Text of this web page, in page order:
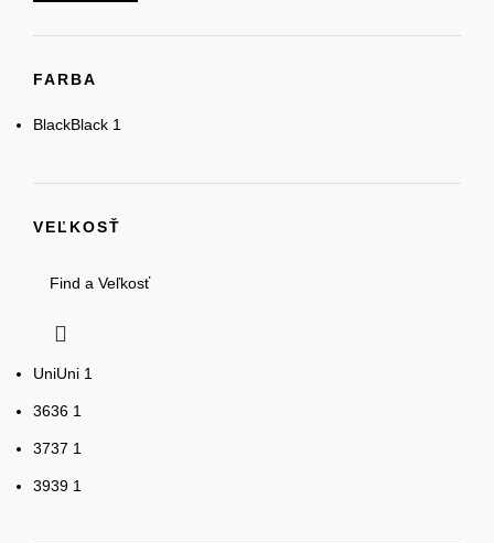
FARBA
BlackBlack 1
VEĽKOSŤ
UniUni 1
3636 1
3737 1
3939 1